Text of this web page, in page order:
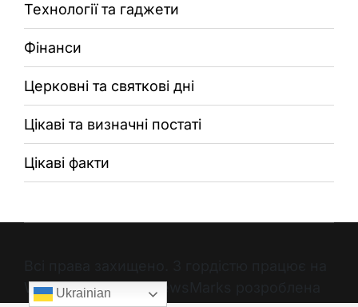
Технології та гаджети
Фінанси
Церковні та святкові дні
Цікаві та визначні постаті
Цікаві факти
WordPress. Тема NewsMarks розроблена
Ukrainian